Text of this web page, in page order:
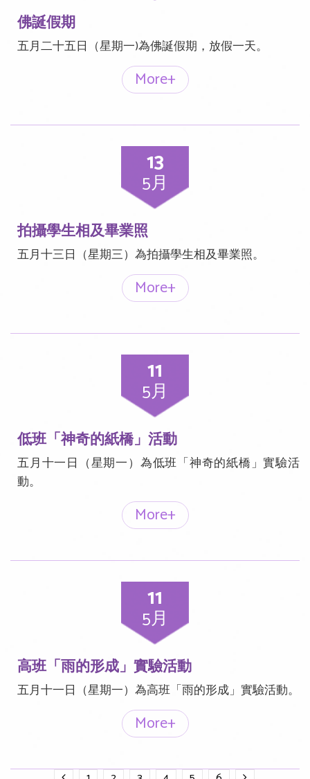
佛誕假期
五月二十五日（星期一)為佛誕假期，放假一天。
More+
13
5月
拍攝學生相及畢業照
五月十三日（星期三）為拍攝學生相及畢業照。
More+
11
5月
低班「神奇的紙橋」活動
五月十一日（星期一）為低班「神奇的紙橋」實驗活
動。
More+
11
5月
高班「雨的形成」實驗活動
五月十一日（星期一）為高班「雨的形成」實驗活動。
More+